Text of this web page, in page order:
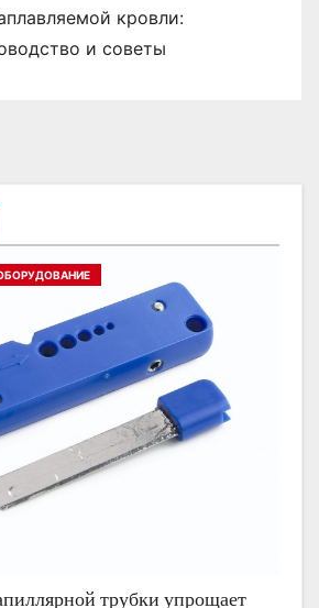
кровли:
и советы
трубки упрощает